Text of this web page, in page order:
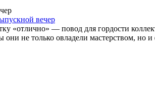
вечер
«отлично» — повод для гордости
не только овладели мастерством, но